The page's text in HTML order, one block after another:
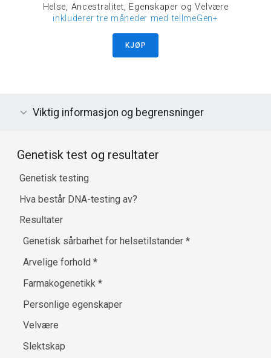
Helse, Ancestralitet, Egenskaper og Velvære
inkluderer tre måneder med tellmeGen+
KJØP
Viktig informasjon og begrensninger
Genetisk test og resultater
Genetisk testing
Hva består DNA-testing av?
Resultater
Genetisk sårbarhet for helsetilstander*
Arvelige forhold*
Farmakogenetikk*
Personlige egenskaper
Velvære
Slektskap